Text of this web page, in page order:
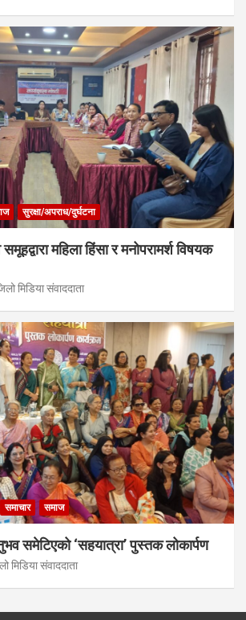
सुरक्षा/अपराध/दुर्घटना
महिला हिंसा र मनोपरामर्श विषयक
मिडिया संवाददाता
समाचार समाज
समेटिएको ‘सहयात्रा’ पुस्तक लोकार्पण
मिडिया संवाददाता